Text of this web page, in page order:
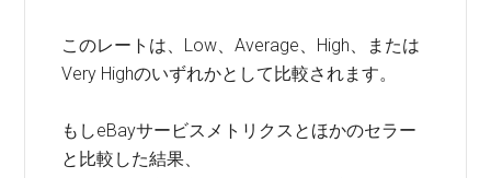
このレートは、Low、Average、High、または
Very Highのいずれかとして比較されます。
もしeBayサービスメトリクスとほかのセラー
と比較した結果、